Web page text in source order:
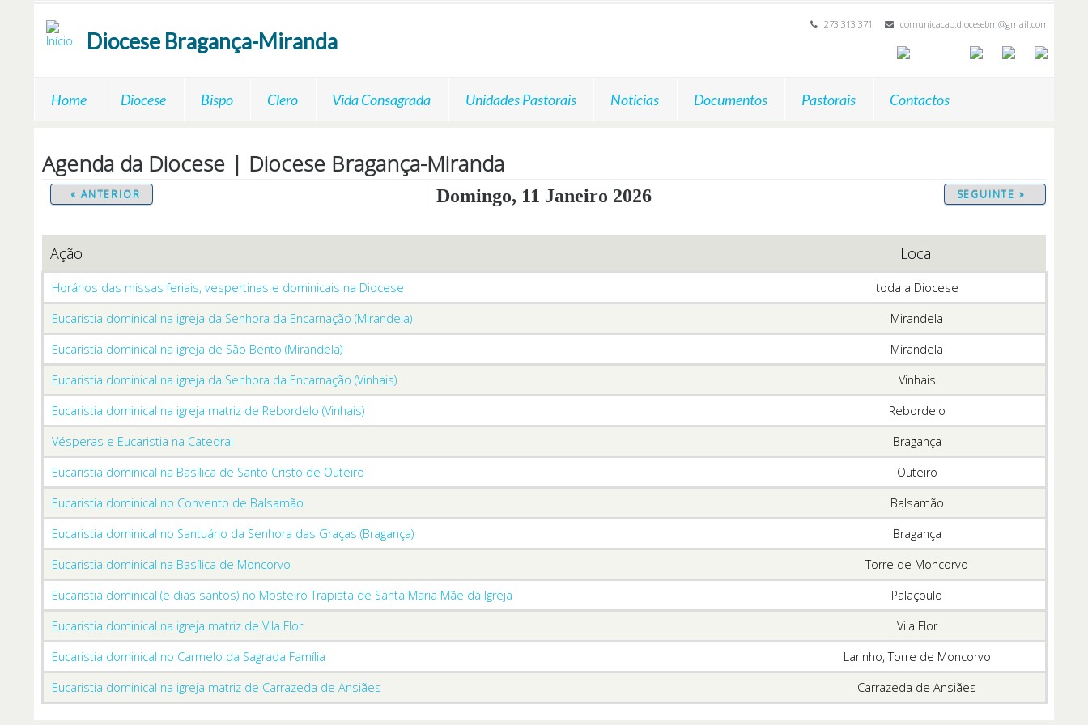
Diocese Bragança-Miranda
273 313 371 comunicacao.diocesebm@gmail.com
Home Diocese Bispo Clero Vida Consagrada Unidades Pastorais Notícias Documentos Pastorais Contactos
Agenda da Diocese | Diocese Bragança-Miranda
Domingo, 11 Janeiro 2026
« ANTERIOR SEGUINTE »
Ação Local
Horários das missas feriais, vespertinas e dominicais na Diocese
toda a Diocese
Eucaristia dominical na igreja da Senhora da Encarnação (Mirandela)
Mirandela
Eucaristia dominical na igreja de São Bento (Mirandela)
Mirandela
Eucaristia dominical na igreja da Senhora da Encarnação (Vinhais)
Vinhais
Eucaristia dominical na igreja matriz de Rebordelo (Vinhais)
Rebordelo
Vésperas e Eucaristia na Catedral
Bragança
Eucaristia dominical na Basílica de Santo Cristo de Outeiro
Outeiro
Eucaristia dominical no Convento de Balsamão
Balsamão
Eucaristia dominical no Santuário da Senhora das Graças (Bragança)
Bragança
Eucaristia dominical na Basílica de Moncorvo
Torre de Moncorvo
Eucaristia dominical (e dias santos) no Mosteiro Trapista de Santa Maria Mãe da Igreja
Palaçoulo
Eucaristia dominical na igreja matriz de Vila Flor
Vila Flor
Eucaristia dominical no Carmelo da Sagrada Família
Larinho, Torre de Moncorvo
Eucaristia dominical na igreja matriz de Carrazeda de Ansiães
Carrazeda de Ansiães